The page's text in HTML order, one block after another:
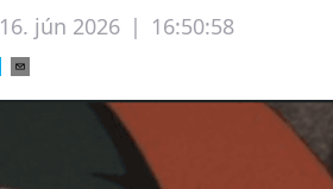
16. jún 2026 | 16:50:58